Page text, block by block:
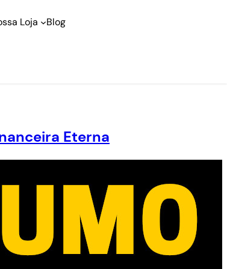
Loja Blog
Eterna